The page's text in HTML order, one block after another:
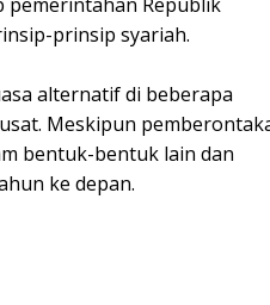
prinsip syariah.
alternatif di beberapa
Meskipun
bentuk-bentuk lain dan
ke depan.